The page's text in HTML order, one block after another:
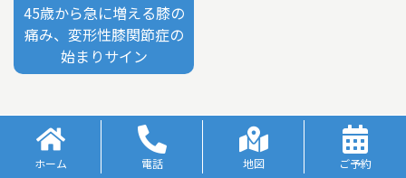
45歳から急に増える膝の
痛み、変形性膝関節症の
始まりサイン
ホーム 電話 地図 ご予約